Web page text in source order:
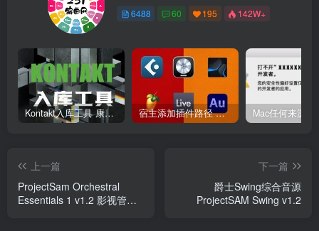
6488 60 195 142W+
Kontakt入库工具 康泰克入库教程 宿主添加插件路径 插件路径设置 VSTPlugins路径
上一篇
ProjectSam Orchestral
Essentials 1 v1.2 影视管弦
下一篇
爵士Swing综合音源
ProjectSAM Swing v1.2